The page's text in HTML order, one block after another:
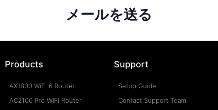
メールを送る
Products
AX1800 WiFi 6 Router
AC2100 Pro WiFi Router
Support
Setup Guide
Contact Support Team